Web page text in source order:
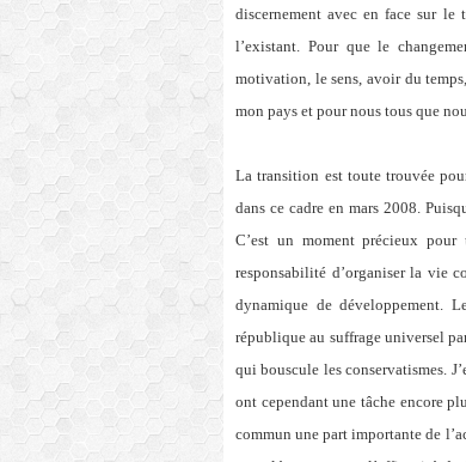
discernement avec en face sur
l’existant. Pour que le
motivation, le sens, avoir du
mon pays et pour nous tous que
La transition est toute trouvée
dans ce cadre en mars 2008.
C’est un moment précieux
responsabilité d’organiser la vie
dynamique de développement.
république au suffrage universel
qui bouscule les conservatismes.
ont cependant une tâche encore
commun une part importante de